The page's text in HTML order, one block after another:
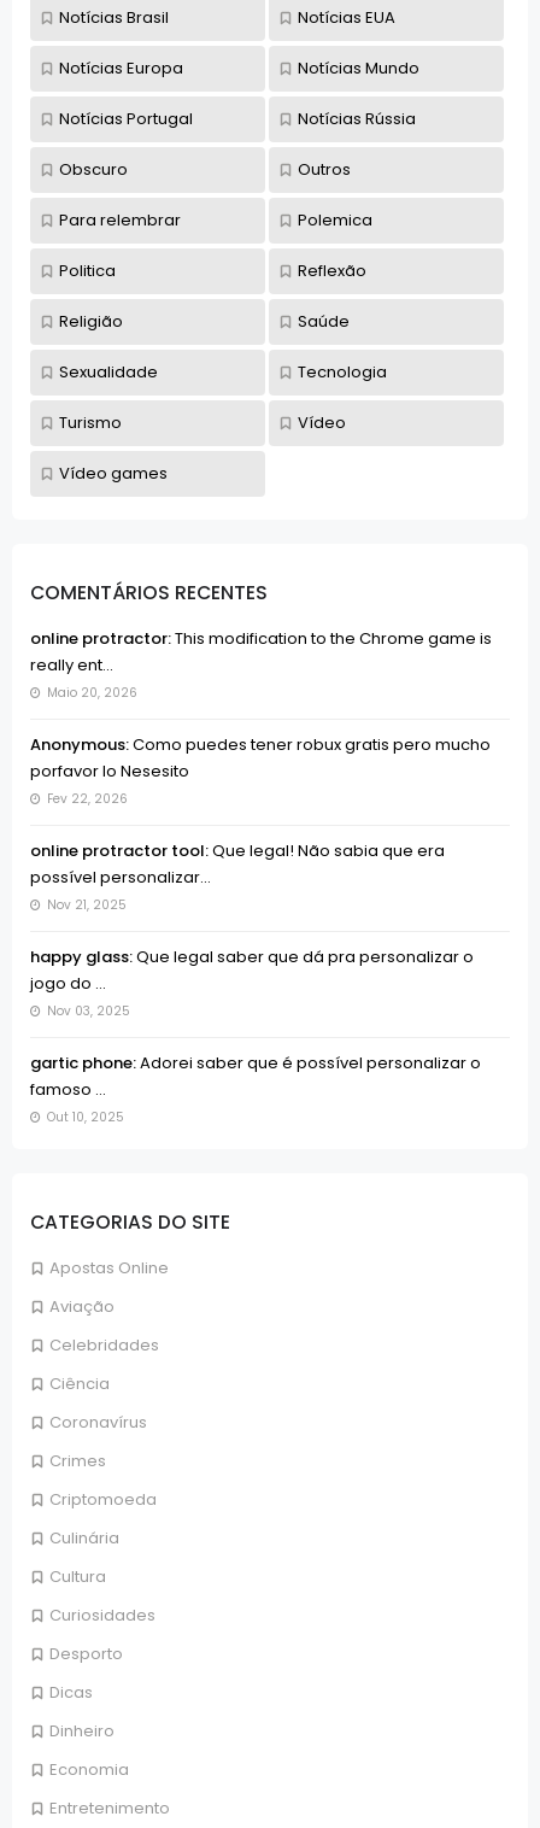
COMENTÁRIOS RECENTES
online protractor:This modification to the Chrome game is
really ent...
Maio 20, 2026
Anonymous:Como puedes tener robux gratis pero mucho
porfavor lo Nesesito
Fev 22, 2026
online protractor tool:Que legal! Não sabia que era
possível personalizar...
Nov 21, 2025
happy glass:Que legal saber que dá pra personalizar o
jogo do ...
Nov 03, 2025
gartic phone:Adorei saber que é possível personalizar o
famoso ...
Out 10, 2025
CATEGORIAS DO SITE
Apostas Online
Aviação
Celebridades
Ciência
Coronavírus
Crimes
Criptomoeda
Culinária
Cultura
Curiosidades
Desporto
Dicas
Dinheiro
Economia
Entretenimento
Notícias Brasil Notícias EUA
Notícias Europa Notícias Mundo
Notícias Portugal Notícias Rússia
Obscuro Outros
Para relembrar Polemica
Politica Reflexão
Religião Saúde
Sexualidade Tecnologia
Turismo Vídeo
Vídeo games